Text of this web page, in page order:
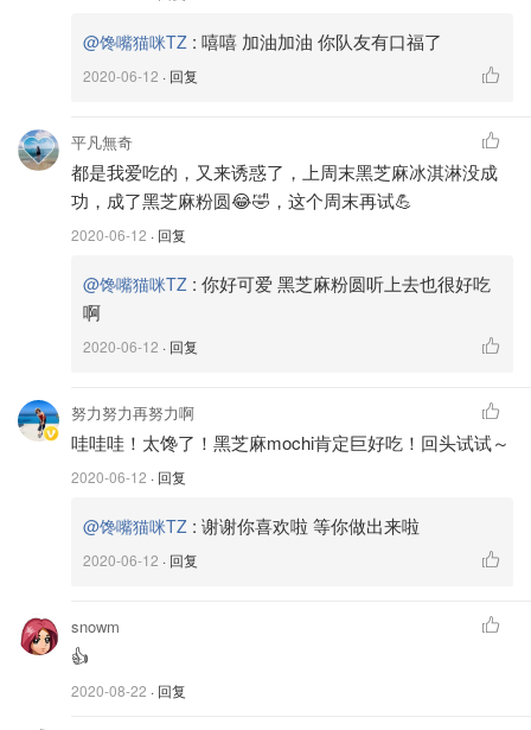
黑芝麻冰激凌
我超爱吃冰激凌，而且只要目光所及之处有黑芝麻或者抹茶
口味的冰激凌，我一定不会再看其他口味一眼。可是不知道
是不是黑乎乎的颜值不高，好吃的黑芝麻冰激凌可遇不可
淡、芝麻味道浓郁的黑芝麻冰激凌啦！
先取两个蛋黄，加入少许
@馋嘴猫咪TZ : 嘻嘻 加油加油 你队友有口福了
2020-06-12 · 回复
平凡無奇
都是我爱吃的，又来诱惑了，上周末黑芝麻冰淇淋没成
功，成了黑芝麻粉圆😂🤣，这个周末再试💪
2020-06-12 · 回复
@馋嘴猫咪TZ : 你好可爱 黑芝麻粉圆听上去也很好吃
啊
2020-06-12 · 回复
努力努力再努力啊
哇哇哇！太馋了！黑芝麻mochi肯定巨好吃！回头试试～
2020-06-12 · 回复
@馋嘴猫咪TZ : 谢谢你喜欢啦 等你做出来啦
2020-06-12 · 回复
snowm
👍
2020-08-22 · 回复